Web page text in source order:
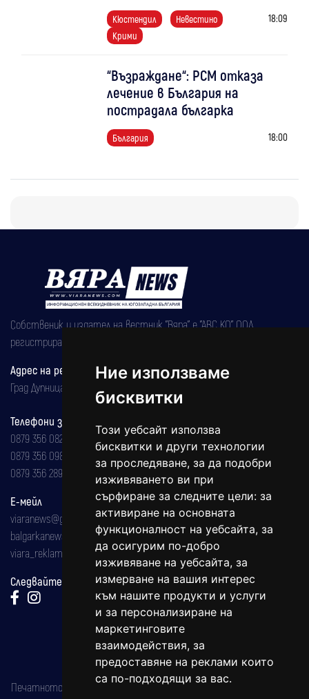
Ние използваме
бисквитки
Този уебсайт използва
бисквитки и други технологии
за проследяване, за да подобри
изживяването ви при
сърфиране за следните цели: за
активиране на основната
функционалност на уебсайта, за
да осигурим по-добро
изживяване на уебсайта, за
измерване на вашия интерес
към нашите продукти и услуги
и за персонализиране на
маркетинговите
взаимодействия, за
предоставяне на реклами които
са по-подходящи за вас.
Кюстендил
Невестино
Крими
18:09
“Възраждане“: РСМ отказа
лечение в България на
пострадала българка
България 18:00
Собственик и издател на вестник "Вяра" е "АВС КО" ООД,
регистрирана на 08.05.2002 година.
Адрес на редакцията
Град Дупница, ул.''Христо Ботев" 43
Телефони за реклама и абонаменти
0879 356 082
0879 356 098
0879 356 289
Е-мейл
viaranews@gmail.com
balgarkanews@gmail.com
viara_reklama@mail.bg
Следвайте ни:
Печатното издание на вестника е регистрирано в националния